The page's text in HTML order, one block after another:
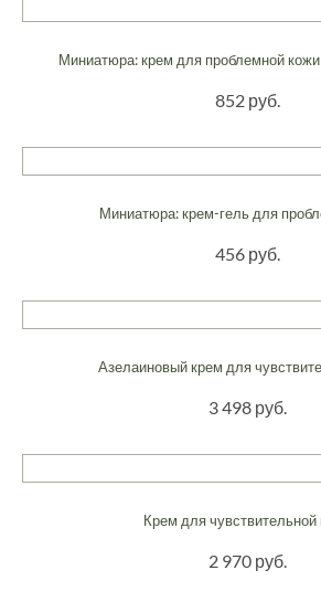
Миниатюра: крем для проблемной
852 руб.
Миниатюра: крем-гель для
456 руб.
Азелаиновый крем для
3 498 руб.
Крем для чувствительной
2 970 руб.